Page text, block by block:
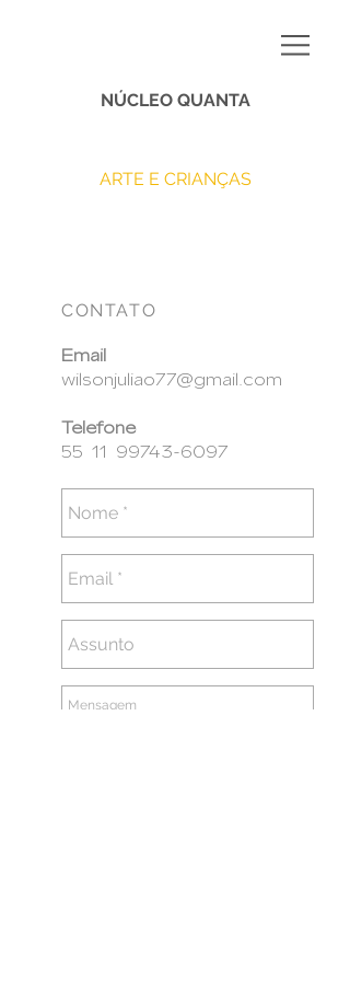
NÚCLEO QUANTA
ARTE E CRIANÇAS
CONTATO
Email
wilsonjuliao77@gmail.com
Telefone
55 11 99743-6097